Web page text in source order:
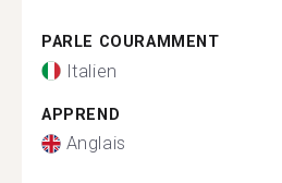
PARLE COURAMMENT
Italien
APPREND
Anglais